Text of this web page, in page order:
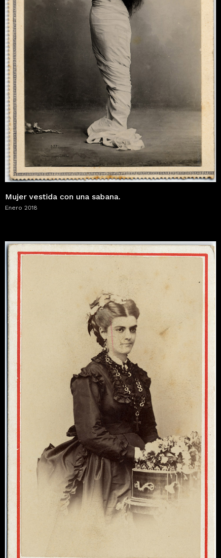
Mujer vestida con una sabana.
Enero 2018